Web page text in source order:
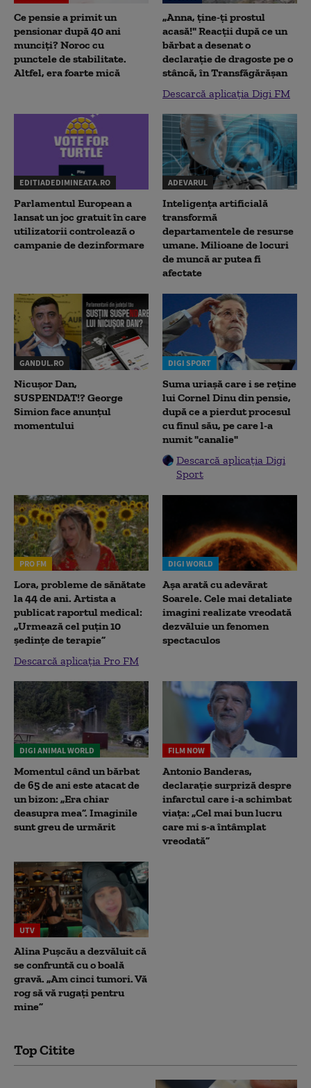
Ce pensie a primit un
pensionar după 40 ani
munciți? Noroc cu
punctele de stabilitate.
Altfel, era foarte mică
„Anna, ţine-ţi prostul
acasă!" Reacţii după ce un
bărbat a desenat o
declaraţie de dragoste pe o
stâncă, în Transfăgărăşan
Descarcă aplicația Digi FM
EDITIADEDIMINEATA.RO
Parlamentul European a
lansat un joc gratuit în care
utilizatorii controlează o
campanie de dezinformare
ADEVARUL
Inteligența artificială
transformă
departamentele de resurse
umane. Milioane de locuri
de muncă ar putea fi
afectate
GANDUL.RO
Nicușor Dan,
SUSPENDAT!? George
Simion face anunțul
momentului
DIGI SPORT
Suma uriașă care i se reține
lui Cornel Dinu din pensie,
după ce a pierdut procesul
cu finul său, pe care l-a
numit "canalie"
Descarcă aplicația Digi
Sport
PRO FM
Lora, probleme de sănătate
la 44 de ani. Artista a
publicat raportul medical:
„Urmează cel puțin 10
ședințe de terapie”
Descarcă aplicația Pro FM
DIGI WORLD
Așa arată cu adevărat
Soarele. Cele mai detaliate
imagini realizate vreodată
dezvăluie un fenomen
spectaculos
DIGI ANIMAL WORLD
Momentul când un bărbat
de 65 de ani este atacat de
un bizon: „Era chiar
deasupra mea”. Imaginile
sunt greu de urmărit
FILM NOW
Antonio Banderas,
declarație surpriză despre
infarctul care i-a schimbat
viața: „Cel mai bun lucru
care mi s-a întâmplat
vreodată”
UTV
Alina Pușcău a dezvăluit că
se confruntă cu o boală
gravă. „Am cinci tumori. Vă
rog să vă rugați pentru
mine”
Top Citite